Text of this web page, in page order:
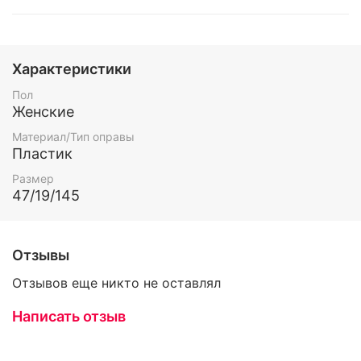
Характеристики
Пол
Женские
Материал/Тип оправы
Пластик
Размер
47/19/145
Отзывы
Отзывов еще никто не оставлял
Написать отзыв